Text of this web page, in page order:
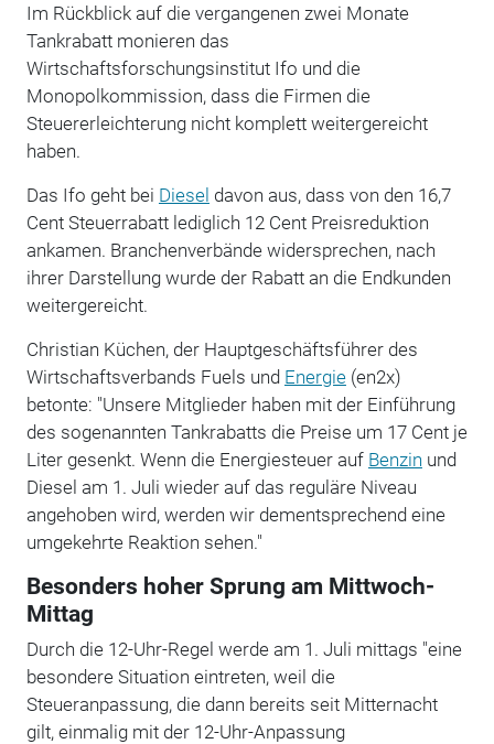
Im Rückblick auf die vergangenen zwei Monate
Tankrabatt monieren das
Wirtschaftsforschungsinstitut Ifo und die
Monopolkommission, dass die Firmen die
Steuererleichterung nicht komplett weitergereicht
haben.
Das Ifo geht bei Diesel davon aus, dass von den 16,7
Cent Steuerrabatt lediglich 12 Cent Preisreduktion
ankamen. Branchenverbände widersprechen, nach
ihrer Darstellung wurde der Rabatt an die Endkunden
weitergereicht.
Christian Küchen, der Hauptgeschäftsführer des
Wirtschaftsverbands Fuels und Energie(en2x)
betonte: "Unsere Mitglieder haben mit der Einführung
des sogenannten Tankrabatts die Preise um 17 Cent je
Liter gesenkt. Wenn die Energiesteuer auf Benzin und
Diesel am 1. Juli wieder auf das reguläre Niveau
angehoben wird, werden wir dementsprechend eine
umgekehrte Reaktion sehen."
Besonders hoher Sprung am Mittwoch-
Mittag
Durch die 12-Uhr-Regel werde am 1. Juli mittags "eine
besondere Situation eintreten, weil die
Steueranpassung, die dann bereits seit Mitternacht
gilt, einmalig mit der 12-Uhr-Anpassung